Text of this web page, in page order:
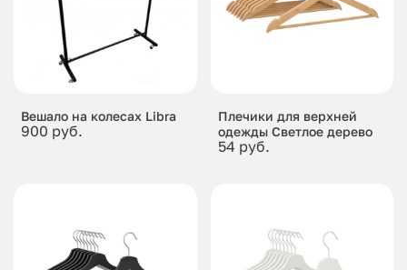
Вешало на колесах Libra
900 руб.
Плечики для верхней
одежды Cветлое дерево
54 руб.